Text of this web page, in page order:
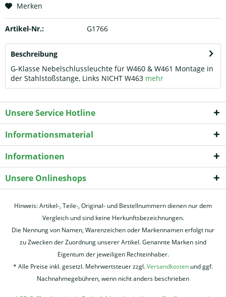
Merken
Artikel-Nr.: G1766
Beschreibung
G-Klasse Nebelschlussleuchte für W460 & W461 Montage in
der Stahlstoßstange, Links NICHT W463 mehr
Unsere Service Hotline
Informationsmaterial
Informationen
Unsere Onlineshops
Hinweis: Artikel-, Teile-, Original- und Bestellnummern dienen nur dem
Vergleich und sind keine Herkunftsbezeichnungen.
Die Nennung von Namen, Warenzeichen oder Markennamen erfolgt nur
zu Zwecken der Zuordnung unserer Artikel. Genannte Marken sind
Eigentum der jeweiligen Rechteinhaber.
* Alle Preise inkl. gesetzl. Mehrwertsteuer zzgl.Versandkosten und ggf.
Nachnahmegebühren, wenn nicht anders beschrieben